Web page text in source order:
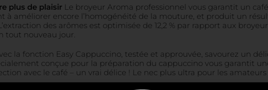
plus de plaisir Le broyeur Aroma professionnel vous garantit un
à améliorer encore l’homogénéité de la mouture, et produit un
des arômes est optimisée de 12,2 % par rapport aux
tout nouveau jour.
la fonction Easy Cappuccino, testée et approuvée, savourez un
conçue pour la préparation du cappuccino vous garantit
avec le café – un vrai délice ! Le nec plus ultra pour les